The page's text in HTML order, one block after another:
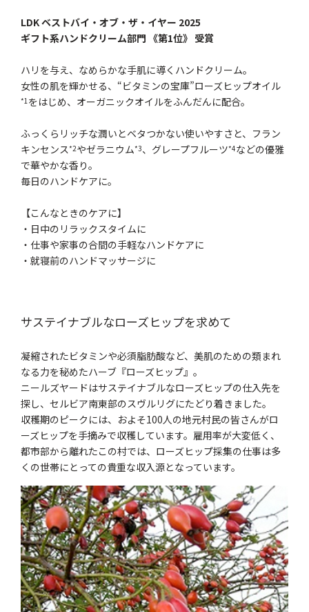
LDK ベストバイ・オブ・ザ・イヤー 2025
ギフト系ハンドクリーム部門 《第1位》 受賞
ハリを与え、なめらかな手肌に導くハンドクリーム。
女性の肌を輝かせる、“ビタミンの宝庫”ローズヒップオイル
*1 をはじめ、オーガニックオイルをふんだんに配合。
ふっくらリッチな潤いとベタつかない使いやすさと、フラン
キンセンス*2やゼラニウム*3、グレープフルーツ*4などの優雅
で華やかな香り。
毎日のハンドケアに。
【こんなときのケアに】
・日中のリラックスタイムに
・仕事や家事の合間の手軽なハンドケアに
・就寝前のハンドマッサージに
サステイナブルなローズヒップを求めて
凝縮されたビタミンや必須脂肪酸など、美肌のための類まれ
なる力を秘めたハーブ『ローズヒップ』。
ニールズヤードはサステイナブルなローズヒップの仕入先を
探し、セルビア南東部のスヴルリグにたどり着きました。
収穫期のピークには、およそ100人の地元村民の皆さんがロ
ーズヒップを手摘みで収穫しています。雇用率が大変低く、
都市部から離れたこの村では、ローズヒップ採集の仕事は多
くの世帯にとっての貴重な収入源となっています。